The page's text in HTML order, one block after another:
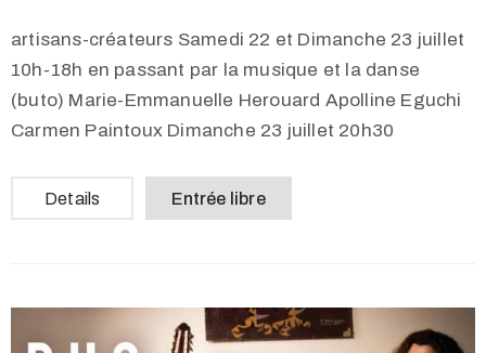
artisans-créateurs Samedi 22 et Dimanche 23 juillet
10h-18h en passant par la musique et la danse
(buto) Marie-Emmanuelle Herouard Apolline Eguchi
Carmen Paintoux Dimanche 23 juillet 20h30
Details Entrée libre